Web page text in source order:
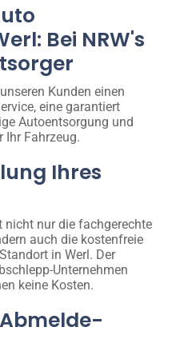
Bei NRW's
Kunden einen
eine garantiert
Autoentsorgung und
Ihr Fahrzeug.
Ihres
nicht nur die fachgerechte
auch die kostenfreie
in Werl. Der
Unternehmen
keine Kosten.